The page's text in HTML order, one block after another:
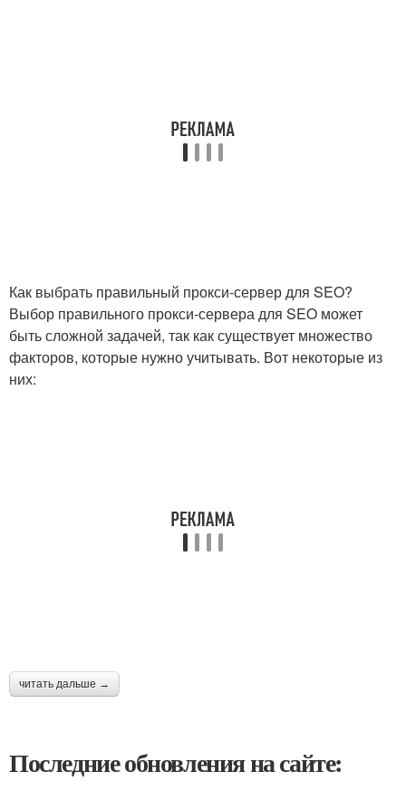
Как выбрать правильный прокси-сервер для SEO?
Выбор правильного прокси-сервера для SEO может
быть сложной задачей, так как существует множество
факторов, которые нужно учитывать. Вот некоторые из
них:
читать дальше →
Последние обновления на сайте: